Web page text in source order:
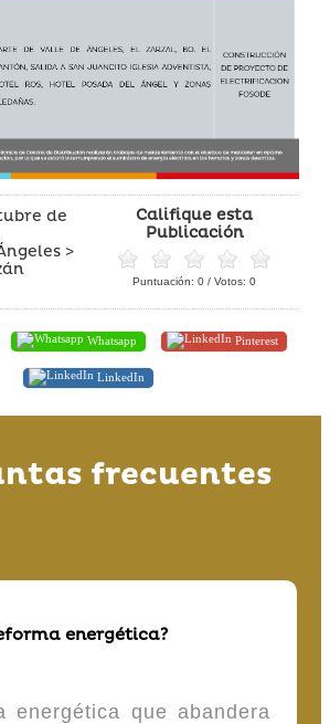
de
>
Califique esta
Publicación
Puntuación: 0 / Votos: 0
Whatsapp Pinterest
LinkedIn
frecuentes
energética?
energética que abandera